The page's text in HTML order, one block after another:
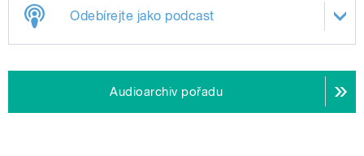
Odebírejte jako podcast
Audioarchiv pořadu